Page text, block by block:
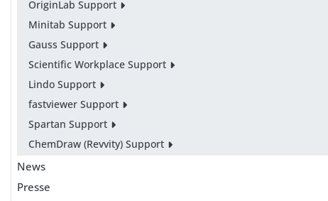
OriginLab Support
Minitab Support
Gauss Support
Scientific Workplace Support
Lindo Support
fastviewer Support
Spartan Support
ChemDraw (Revvity) Support
News
Presse